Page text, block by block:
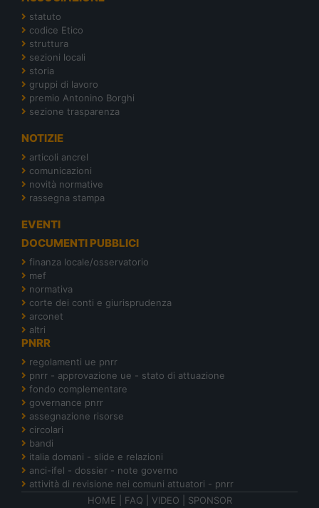
statuto
codice Etico
struttura
sezioni locali
storia
gruppi di lavoro
premio Antonino Borghi
sezione trasparenza
NOTIZIE
articoli ancrel
comunicazioni
novità normative
rassegna stampa
EVENTI
DOCUMENTI PUBBLICI
finanza locale/osservatorio
mef
normativa
corte dei conti e giurisprudenza
arconet
altri
PNRR
regolamenti ue pnrr
pnrr - approvazione ue - stato di attuazione
fondo complementare
governance pnrr
assegnazione risorse
circolari
bandi
italia domani - slide e relazioni
anci-ifel - dossier - note governo
attività di revisione nei comuni attuatori - pnrr
HOME
FAQ VIDEO SPONSOR